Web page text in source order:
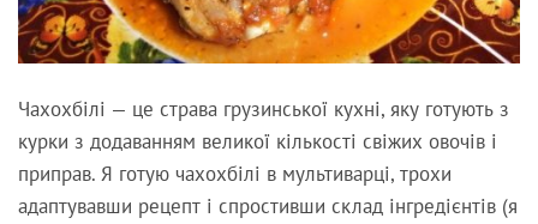
Чахохбілі — це страва грузинської кухні, яку готують з
курки з додаванням великої кількості свіжих овочів і
приправ. Я готую чахохбілі в мультиварці, трохи
адаптувавши рецепт і спростивши склад інгредієнтів (я